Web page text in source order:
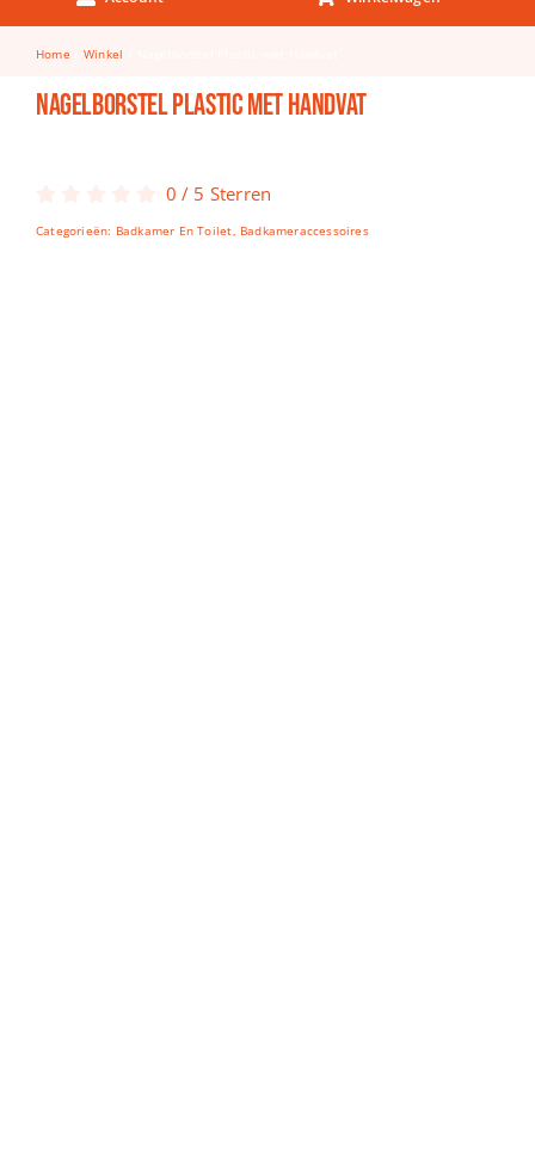
Keuken & Tafelen
Kinderfietsen
Knutselen
Spellen
Home Winkel
Nagelborstel Plastic met Handvat
0 / 5 Sterren
Categorieën: Badkamer En Toilet, Badkameraccessoires